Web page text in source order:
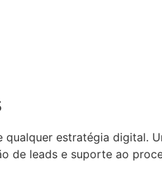
estratégia digital.
de leads e suporte ao